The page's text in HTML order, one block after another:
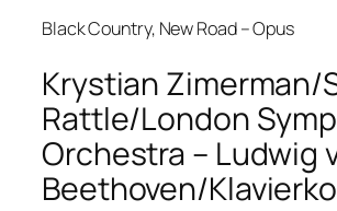
Black Country, New Road – Opus
Krystian Zimerman/
Rattle/London
Orchestra – Ludwig
Beethoven/